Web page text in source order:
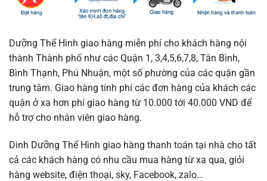
Dưỡng Thể Hình giao hàng miễn phí cho khách hàng nội
thành Thành phố như các Quận 1, 3,4,5,6,7,8, Tân Bình,
Bình Thạnh, Phú Nhuận, một số phường của các quận gần
trung tâm. Giao hàng tính phí các đơn hàng của khách các
quận ở xa hơn phí giao hàng từ 10.000 tới 40.000 VND để
hỗ trợ cho nhân viên giao hàng.
Dinh Dưỡng Thể Hình giao hàng thanh toán tại nhà cho tất
cả các khách hàng có nhu cầu mua hàng từ xa qua, giỏi
hàng website, điện thoại, sky, Facebook, zalo…